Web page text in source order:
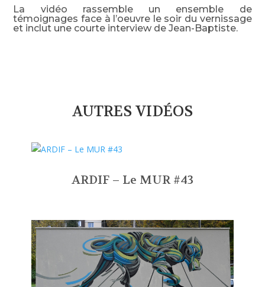
La vidéo rassemble un ensemble de
témoignages face à l’oeuvre le soir du vernissage
et inclut une courte interview de Jean-Baptiste.
AUTRES VIDÉOS
ARDIF – Le MUR #43